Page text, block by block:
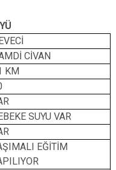
CİVAN
KM
SUYU VAR
EĞİTİM